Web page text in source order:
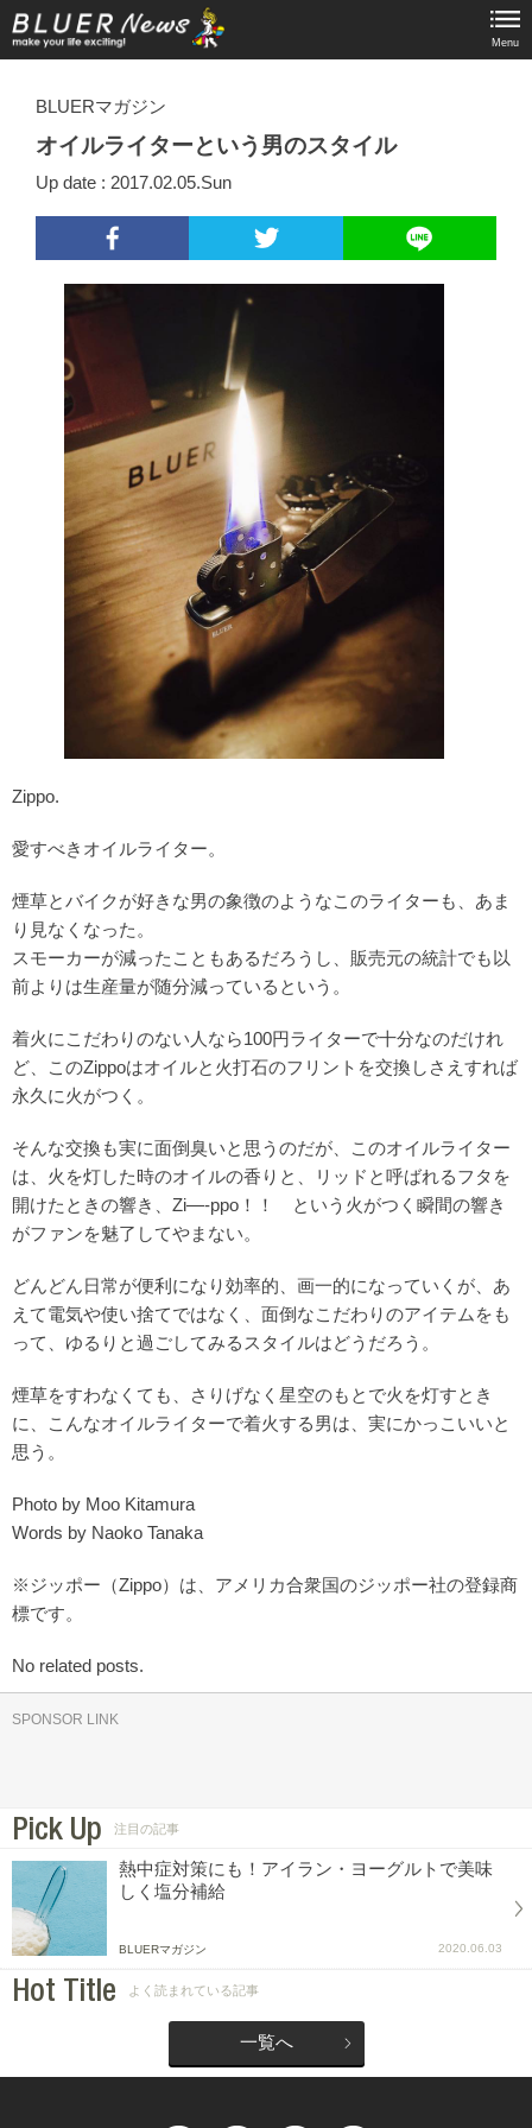
Menu
BLUERマガジン
オイルライターという男のスタイル
Up date : 2017.02.05.Sun
Zippo.
愛すべきオイルライター。
煙草とバイクが好きな男の象徴のようなこのライターも、あま
り見なくなった。
スモーカーが減ったこともあるだろうし、販売元の統計でも以
前よりは生産量が随分減っているという。
着火にこだわりのない人なら100円ライターで十分なのだけれ
ど、このZippoはオイルと火打石のフリントを交換しさえすれば
永久に火がつく。
そんな交換も実に面倒臭いと思うのだが、このオイルライター
は、火を灯した時のオイルの香りと、リッドと呼ばれるフタを
開けたときの響き、Zi—-ppo！！ という火がつく瞬間の響き
がファンを魅了してやまない。
どんどん日常が便利になり効率的、画一的になっていくが、あ
えて電気や使い捨てではなく、面倒なこだわりのアイテムをも
って、ゆるりと過ごしてみるスタイルはどうだろう。
煙草をすわなくても、さりげなく星空のもとで火を灯すとき
に、こんなオイルライターで着火する男は、実にかっこいいと
思う。
Photo by Moo Kitamura
Words by Naoko Tanaka
※ジッポー（Zippo）は、アメリカ合衆国のジッポー社の登録商
標です。
No related posts.
SPONSOR LINK
Pick Up 注目の記事
熱中症対策にも！アイラン・ヨーグルトで美味
しく塩分補給
BLUERマガジン 2020.06.03
Hot Title よく読まれている記事
一覧へ